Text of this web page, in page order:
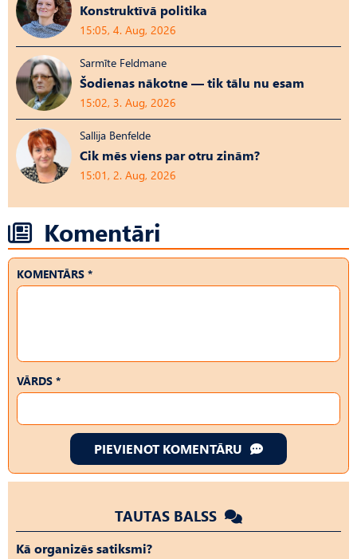
Konstruktīvā politika
15:05, 4. Aug, 2026
Sarmīte Feldmane
Šodienas nākotne — tik tālu nu esam
15:02, 3. Aug, 2026
Sallija Benfelde
Cik mēs viens par otru zinām?
15:01, 2. Aug, 2026
Komentāri
KOMENTĀRS *
VĀRDS *
PIEVIENOT KOMENTĀRU
TAUTAS BALSS
Kā organizēs satiksmi?